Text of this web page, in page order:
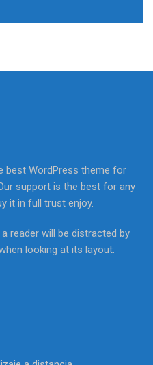
best WordPress theme for
support is the best for any
it in full trust enjoy.
reader will be distracted by
looking at its layout.